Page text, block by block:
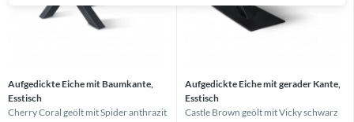
Aufgedickte Eiche mit Baumkante,
Esstisch
Cherry Coral geölt mit Spider anthrazit
Aufgedickte Eiche mit gerader Kante,
Esstisch
Castle Brown geölt mit Vicky schwarz